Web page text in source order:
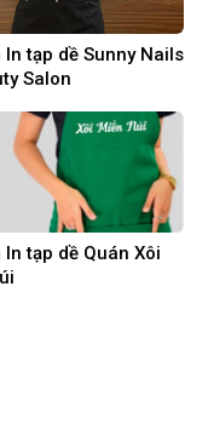
In tạp dề Sunny Nails
Salon
In tạp dề Quán Xôi